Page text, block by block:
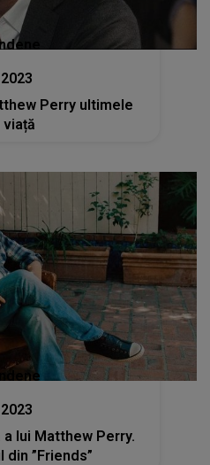
Perry ultimele
viață
lui Matthew Perry.
din ”Friends”